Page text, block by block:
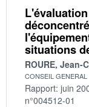
situations
ROURE, Jean-
CONSEIL
Rapport: juin
n°004512-01